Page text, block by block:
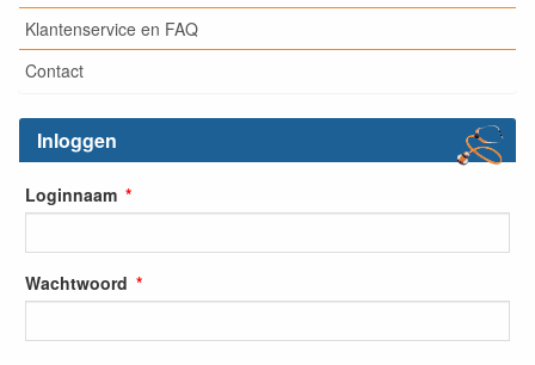
Klantenservice en FAQ
Contact
Inloggen
Loginnaam
Wachtwoord